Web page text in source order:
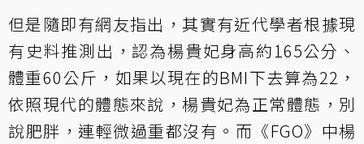
但是隨即有網友指出，其實有近代學者根據現
有史料推測出，認為楊貴妃身高約165公分、
體重60公斤，如果以現在的BMI下去算為22，
依照現代的體態來說，楊貴妃為正常體態，別
說肥胖，連輕微過重都沒有。而《FGO》中楊